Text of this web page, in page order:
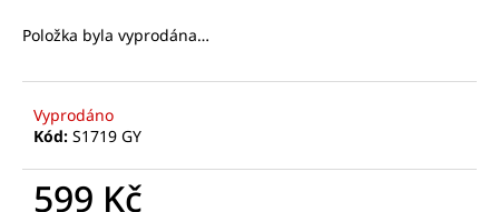
Položka byla vyprodána…
Vyprodáno
Kód: S1719 GY
599 Kč